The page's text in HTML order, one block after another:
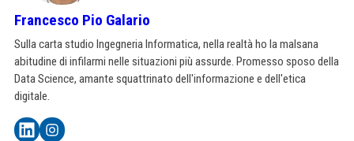
Francesco Pio Galario
Sulla carta studio Ingegneria Informatica, nella realtà ho la malsana
abitudine di infilarmi nelle situazioni più assurde. Promesso sposo della
Data Science, amante squattrinato dell'informazione e dell'etica
digitale.